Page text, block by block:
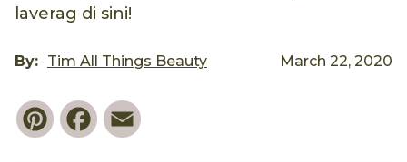
laverag di sini!
By: Tim All Things Beauty March 22, 2020
PinterestFacebook